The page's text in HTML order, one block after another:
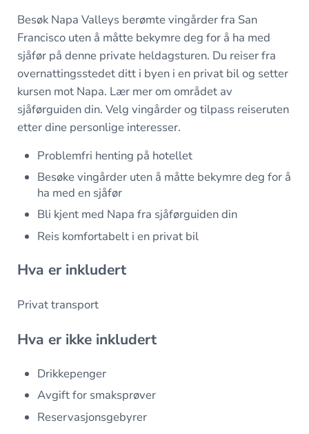
Besøk Napa Valleys berømte vingårder fra San
Francisco uten å måtte bekymre deg for å ha med
sjåfør på denne private heldagsturen. Du reiser fra
overnattingsstedet ditt i byen i en privat bil og setter
kursen mot Napa. Lær mer om området av
sjåførguiden din. Velg vingårder og tilpass reiseruten
etter dine personlige interesser.
Problemfri henting på hotellet
Besøke vingårder uten å måtte bekymre deg for å
ha med en sjåfør
Bli kjent med Napa fra sjåførguiden din
Reis komfortabelt i en privat bil
Hva er inkludert
Privat transport
Hva er ikke inkludert
Drikkepenger
Avgift for smaksprøver
Reservasjonsgebyrer